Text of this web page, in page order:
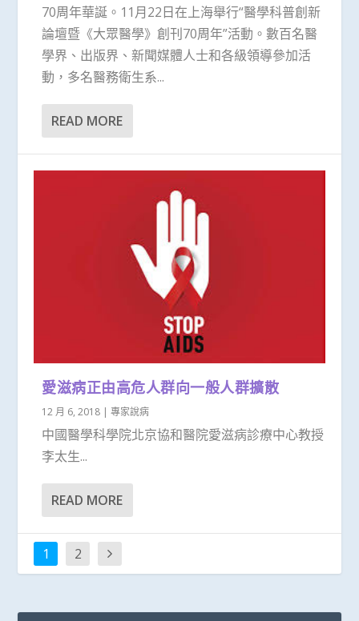
70周年華誕。11月22日在上海舉行“醫學科普創新
論壇暨《大眾醫學》創刊70周年”活動。數百名醫
學界、出版界、新聞媒體人士和各級領導參加活
動，多名醫務衛生系...
READ MORE
愛滋病正由高危人群向一般人群擴散
12 月 6, 2018 |專家說病
中國醫學科學院北京協和醫院愛滋病診療中心教授
李太生...
READ MORE
1 2